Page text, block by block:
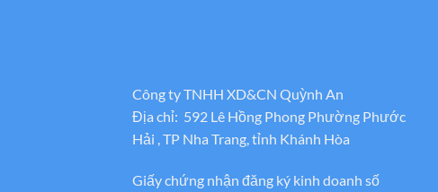
Công ty TNHH XD&CN Quỳnh An
Địa chỉ: 592 Lê Hồng Phong Phường Phước
Hải , TP Nha Trang, tỉnh Khánh Hòa
Giấy chứng nhận đăng ký kinh doanh số